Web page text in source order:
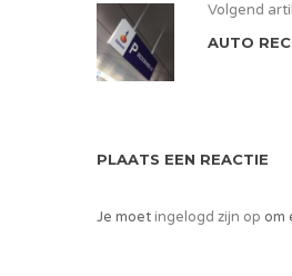
Volgend
AUTO
PLAATS EEN REACTIE
Je moetingelogd zijn op om